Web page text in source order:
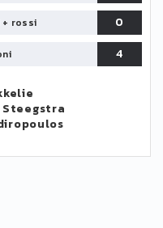
rossi
0
4
Steegstra